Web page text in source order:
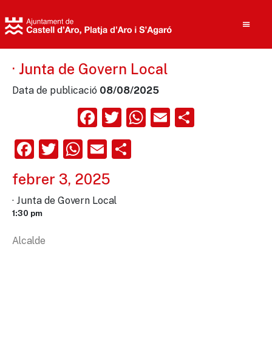
· Junta de Govern Local
Data de publicació 08/08/2025
Facebook
Twitter
WhatsApp
Email
Facebook
Twitter
WhatsApp
Email
febrer 3, 2025
· Junta de Govern Local
1:30 pm
Alcalde